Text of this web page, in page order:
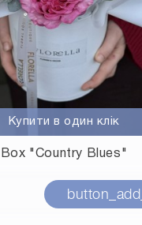
Купити в один клік
Box "Country Blues"